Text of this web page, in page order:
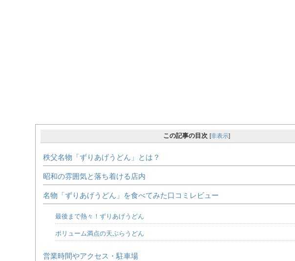
この記事の目次 [非表示]
秩父名物「ずりあげうどん」とは？
昭和の雰囲気と落ち着ける店内
名物「ずりあげうどん」を食べてみた口コミレビュー
最後まで熱々！ずりあげうどん
ボリューム満点の天ぷらうどん
営業時間やアクセス・駐車場